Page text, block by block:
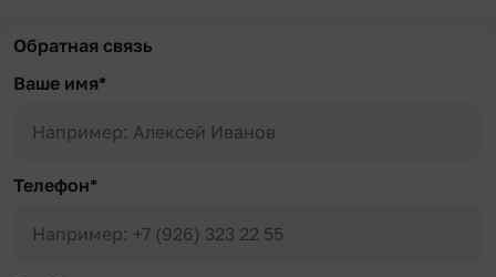
Обратная связь
Ваше имя*
Телефон*